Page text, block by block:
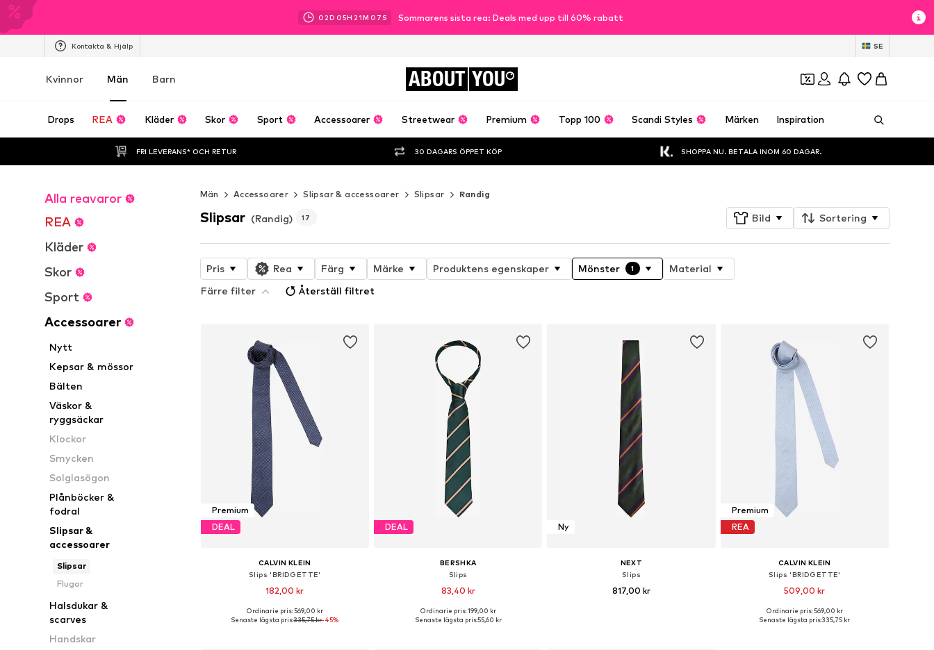
02D 05H 21M 06 S Sommarens sista rea: Deals med upp till 60% rabatt
Kontakta & Hjälp SE
Kvinnor Män Barn ABOUT YOU
Drops REA Kläder Skor Sport Accessoarer Streetwear Premium Topp 100 Scandi Styles Märken Inspiration
FRI LEVERANS* OCH RETUR 30 DAGARS ÖPPET KÖP SHOPPA NU. BETALA INOM 60 DAGAR.
Alla reavaror
REA
Kläder
Skor
Sport
Accessoarer
Nytt
Kepsar & mössor
Bälten
Väskor &
ryggsäckar
Klockor
Smycken
Solglasögon
Plånböcker &
fodral
Slipsar &
accessoarer
Slipsar
Flugor
Halsdukar &
scarves
Handskar
Män Accessoarer Slipsar & accessoarer Slipsar Randig
Slipsar (Randig) 17 Bild Sortering
Pris Rea Färg Märke Produktens egenskaper Mönster 1
Material
Färre filter
Återställ filtret
Premium
DEAL
CALVIN KLEIN
Slips 'BRIDGETTE'
182,00 kr
Tillgängliga storlekar: One Size
Ordinarie pris: 569,00 kr
Senaste lägsta pris:335,75 kr-45%
DEAL
BERSHKA
Slips
83,40 kr
Tillgängliga storlekar: One Size
Ordinarie pris: 199,00 kr
Senaste lägsta pris:55,60 kr
Ny
NEXT
Slips
817,00 kr
Premium
REA
CALVIN KLEIN
Slips 'BRIDGETTE'
509,00 kr
Tillgängliga storlekar: One Size
Ordinarie pris: 569,00 kr
Senaste lägsta pris:335,75 kr